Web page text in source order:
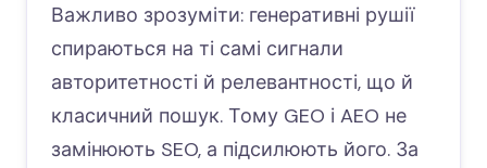
Важливо зрозуміти: генеративні рушії
спираються на ті самі сигнали
авторитетності й релевантності, що й
класичний пошук. Тому GEO і AEO не
замінюють SEO, а підсилюють його. За